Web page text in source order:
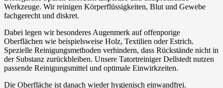
Werkzeuge. Wir reinigen Körperflüssigkeiten, Blut und Gewebe
fachgerecht und diskret.
Dabei legen wir besonderes Augenmerk auf offenporige
Oberflächen wie beispielsweise Holz, Textilien oder Estrich.
Spezielle Reinigungsmethoden verhindern, dass Rückstände nicht in
der Substanz zurückbleiben. Unsere Tatortreiniger Dellstedt nutzen
passende Reinigungsmittel und optimale Einwirkzeiten.
Die Oberfläche ist danach wieder hygienisch einwandfrei.